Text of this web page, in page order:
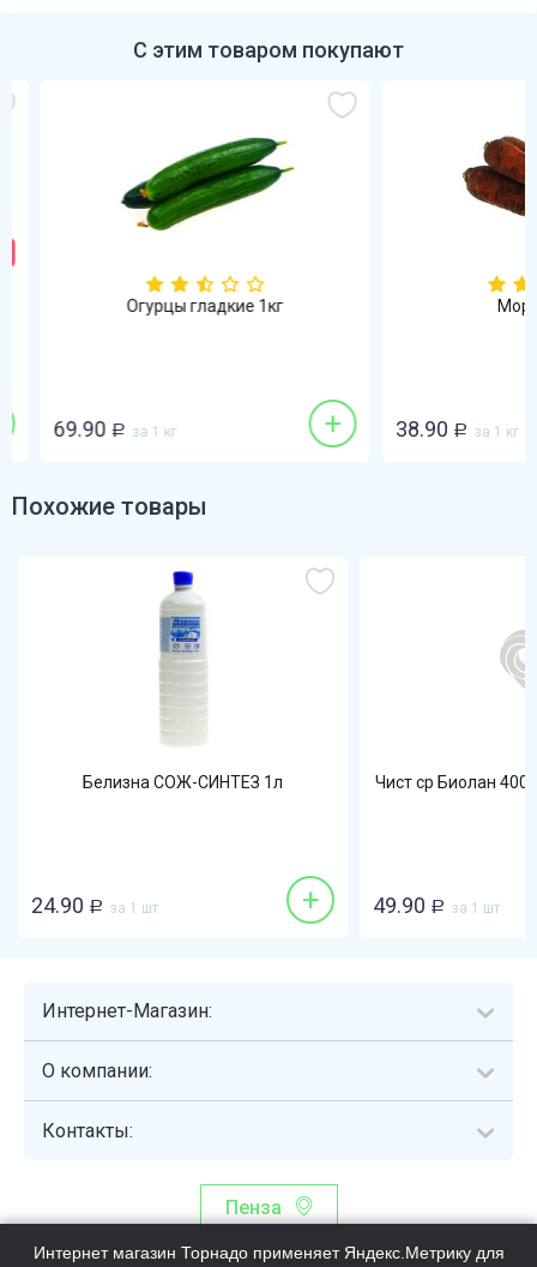
С этим товаром покупают
Огурцы гладкие 1кг
69.90 Р за 1 кг + 38.90 Р за 1 кг
Похожие товары
Белизна СОЖ-СИНТЕЗ 1л
24.90 Р за 1 шт +
Чист ср Биолан
49.90 Р за 1 шт
Интернет-Магазин:
О компании:
Контакты:
Пенза
Торнадо - интернет-гипермаркет, осуществляющий сборку,
Интернет магазин Торнадо применяет Яндекс.Метрику для